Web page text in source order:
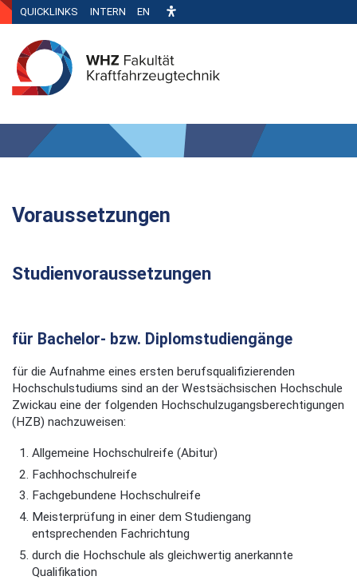
QUICKLINKS INTERN EN
Voraussetzungen
Studienvoraussetzungen
für Bachelor- bzw. Diplomstudiengänge
für die Aufnahme eines ersten berufsqualifizierenden
Hochschulstudiums sind an der Westsächsischen Hochschule
Zwickau eine der folgenden Hochschulzugangsberechtigungen
(HZB) nachzuweisen:
Allgemeine Hochschulreife (Abitur)
Fachhochschulreife
Fachgebundene Hochschulreife
Meisterprüfung in einer dem Studiengang
entsprechenden Fachrichtung
durch die Hochschule als gleichwertig anerkannte
Qualifikation